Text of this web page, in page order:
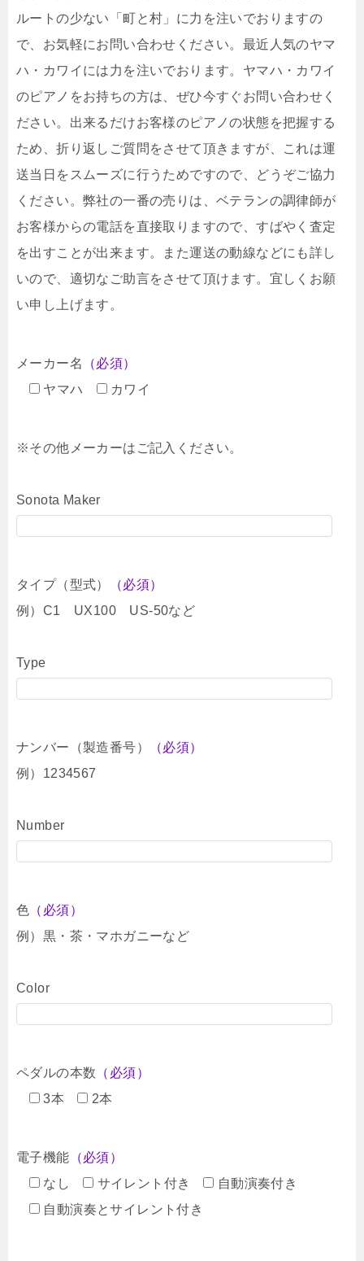
ルートの少ない「町と村」に力を注いでおりますの
で、お気軽にお問い合わせください。最近人気のヤマ
ハ・カワイには力を注いでおります。ヤマハ・カワイ
のピアノをお持ちの方は、ぜひ今すぐお問い合わせく
ださい。出来るだけお客様のピアノの状態を把握する
ため、折り返しご質問をさせて頂きますが、これは運
送当日をスムーズに行うためですので、どうぞご協力
ください。弊社の一番の売りは、ベテランの調律師が
お客様からの電話を直接取りますので、すばやく査定
を出すことが出来ます。また運送の動線などにも詳し
いので、適切なご助言をさせて頂けます。宜しくお願
い申し上げます。
メーカー名
（必須）
ヤマハ
カワイ
※その他メーカーはご記入ください。
Sonota Maker
タイプ（型式）
（必須）
例）C1 UX100 US-50など
Type
ナンバー（製造番号）
（必須）
例）1234567
Number
色 （必須）
例）黒・茶・マホガニーなど
Color
ペダルの本数 （必須）
3本
2本
電子機能 （必須）
なし
サイレント付き
自動演奏付き
自動演奏とサイレント付き